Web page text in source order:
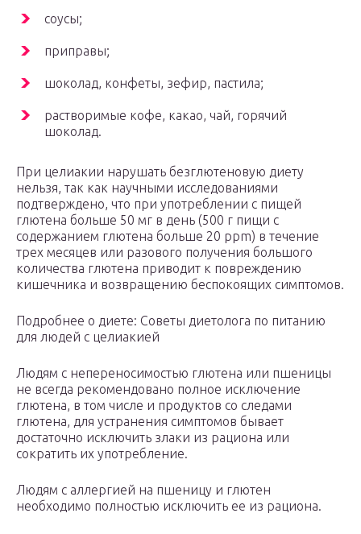
соусы;
приправы;
шоколад, конфеты, зефир, пастила;
растворимые кофе, какао, чай, горячий
шоколад.
При целиакии нарушать безглютеновую диету
нельзя, так как научными исследованиями
подтверждено, что при употреблении с пищей
глютена больше 50 мг в день (500 г пищи с
содержанием глютена больше 20 ppm) в течение
трех месяцев или разового получения большого
количества глютена приводит к повреждению
кишечника и возвращению беспокоящих симптомов.
Подробнее о диете: Советы диетолога по питанию
для людей с целиакией
Людям с непереносимостью глютена или пшеницы
не всегда рекомендовано полное исключение
глютена, в том числе и продуктов со следами
глютена, для устранения симптомов бывает
достаточно исключить злаки из рациона или
сократить их употребление.
Людям с аллергией на пшеницу и глютен
необходимо полностью исключить ее из рациона.